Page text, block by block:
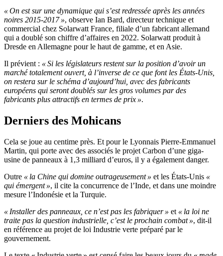
« On est sur une dynamique qui s’est redressée après les années
noires 2015-2017 », observe Ian Bard, directeur technique et
commercial chez Solarwatt France, filiale d’un fabricant allemand
qui a doublé son chiffre d’affaires en 2022. Solarwatt produit à
Dresde en Allemagne pour le haut de gamme, et en Asie.
Il prévient : « Si les législateurs restent sur la position d’avoir un
marché totalement ouvert, à l’inverse de ce que font les États-Unis,
on restera sur le schéma d’aujourd’hui, avec des fabricants
européens qui seront doublés sur les gros volumes par des
fabricants plus attractifs en termes de prix ».
Derniers des Mohicans
Cela se joue au centime près. Et pour le Lyonnais Pierre-Emmanuel
Martin, qui porte avec des associés le projet Carbon d’une giga-
usine de panneaux à 1,3 milliard d’euros, il y a également danger.
Outre « la Chine qui domine outrageusement » et les États-Unis «
qui émergent », il cite la concurrence de l’Inde, et dans une moindre
mesure l’Indonésie et la Turquie.
« Installer des panneaux, ce n’est pas les fabriquer » et « la loi ne
traite pas la question industrielle, c’est le prochain combat », dit-il
en référence au projet de loi Industrie verte préparé par le
gouvernement.